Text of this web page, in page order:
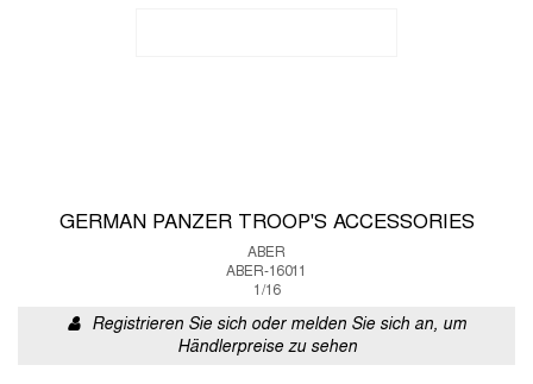
GERMAN PANZER TROOP'S ACCESSORIES
ABER
ABER-16011
1/16
Registrieren Sie sich oder melden Sie sich an, um
Händlerpreise zu sehen